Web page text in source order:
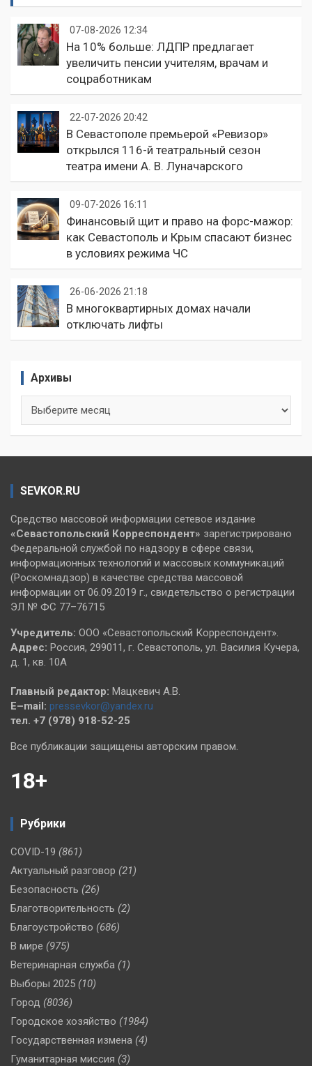
07-08-2026 12:34
На 10% больше: ЛДПР предлагает
увеличить пенсии учителям, врачам и
соцработникам
22-07-2026 20:42
В Севастополе премьерой «Ревизор»
открылся 116-й театральный сезон
театра имени А. В. Луначарского
09-07-2026 16:11
Финансовый щит и право на форс-мажор:
как Севастополь и Крым спасают бизнес
в условиях режима ЧС
26-06-2026 21:18
В многоквартирных домах начали
отключать лифты
Архивы
SEVKOR.RU
Средство массовой информации сетевое издание
«Севастопольский Корреспондент» зарегистрировано
Федеральной службой по надзору в сфере связи,
информационных технологий и массовых коммуникаций
(Роскомнадзор) в качестве средства массовой
информации от 06.09.2019 г., свидетельство о регистрации
ЭЛ № ФС 77–76715
Учредитель: ООО «Севастопольский Корреспондент».
Адрес: Россия, 299011, г. Севастополь, ул. Василия Кучера,
д. 1, кв. 10А
Главный редактор: Мацкевич А.В.
E–mail: pressevkor@yandex.ru
тел. +7 (978) 918-52-25
Все публикации защищены авторским правом.
18+
Рубрики
COVID-19 (861)
Актуальный разговор (21)
Безопасность (26)
Благотворительность (2)
Благоустройство (686)
В мире (975)
Ветеринарная служба (1)
Выборы 2025 (10)
Город (8036)
Городское хозяйство (1984)
Государственная измена (4)
Гуманитарная миссия (3)